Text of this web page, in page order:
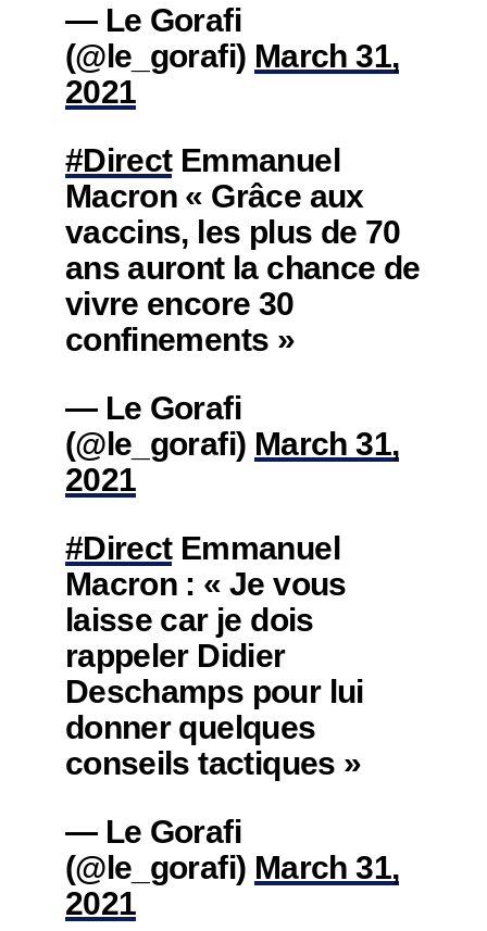
— Le Gorafi
(@le_gorafi) March 31,
2021
#DirectEmmanuel
Macron « Grâce aux
vaccins, les plus de 70
ans auront la chance de
vivre encore 30
confinements »
— Le Gorafi
(@le_gorafi) March 31,
2021
#DirectEmmanuel
Macron : « Je vous
laisse car je dois
rappeler Didier
Deschamps pour lui
donner quelques
conseils tactiques »
— Le Gorafi
(@le_gorafi) March 31,
2021